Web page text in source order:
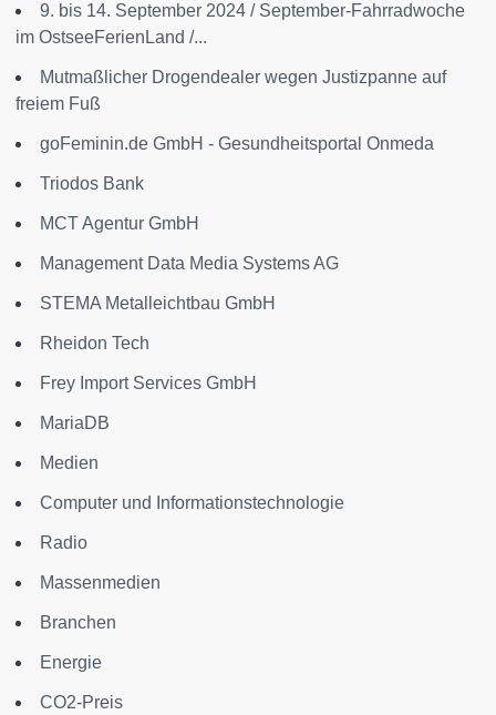
9. bis 14. September 2024 / September-Fahrradwoche
im OstseeFerienLand /...
Mutmaßlicher Drogendealer wegen Justizpanne auf
freiem Fuß
goFeminin.de GmbH - Gesundheitsportal Onmeda
Triodos Bank
MCT Agentur GmbH
Management Data Media Systems AG
STEMA Metalleichtbau GmbH
Rheidon Tech
Frey Import Services GmbH
MariaDB
Medien
Computer und Informationstechnologie
Radio
Massenmedien
Branchen
Energie
CO2-Preis